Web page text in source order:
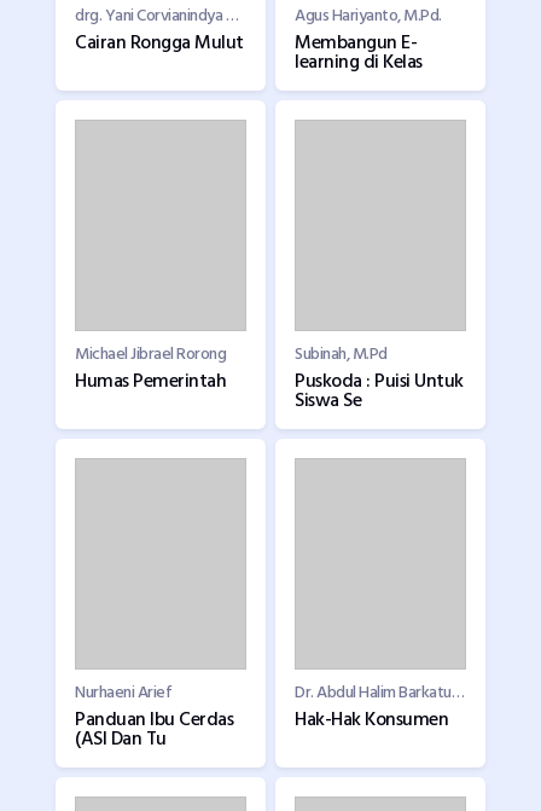
drg. Yani Corvianindya Rahayu, M.KG, Dr. Atik Kurniawati, drg., M.Kes
Cairan Rongga Mulut
Agus Hariyanto, M.Pd.
Membangun E-
learning di Kelas
Michael Jibrael Rorong
Humas Pemerintah
Subinah, M.Pd
Puskoda : Puisi Untuk
Siswa Se
Nurhaeni Arief
Panduan Ibu Cerdas
(ASI Dan Tu
Dr. Abdul Halim Barkatullah, S.Ag., SH., M.Hum
Hak-Hak Konsumen